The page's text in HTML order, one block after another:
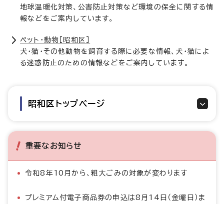
地球温暖化対策、公害防止対策など環境の保全に関する情
報などをご案内しています。
ペット・動物［昭和区］
犬・猫・その他動物を飼育する際に必要な情報、犬・猫によ
る迷惑防止のための情報などをご案内しています。
昭和区トップページ
重要なお知らせ
令和8年10月から、粗大ごみの対象が変わります
プレミアム付電子商品券の申込は8月14日（金曜日）ま